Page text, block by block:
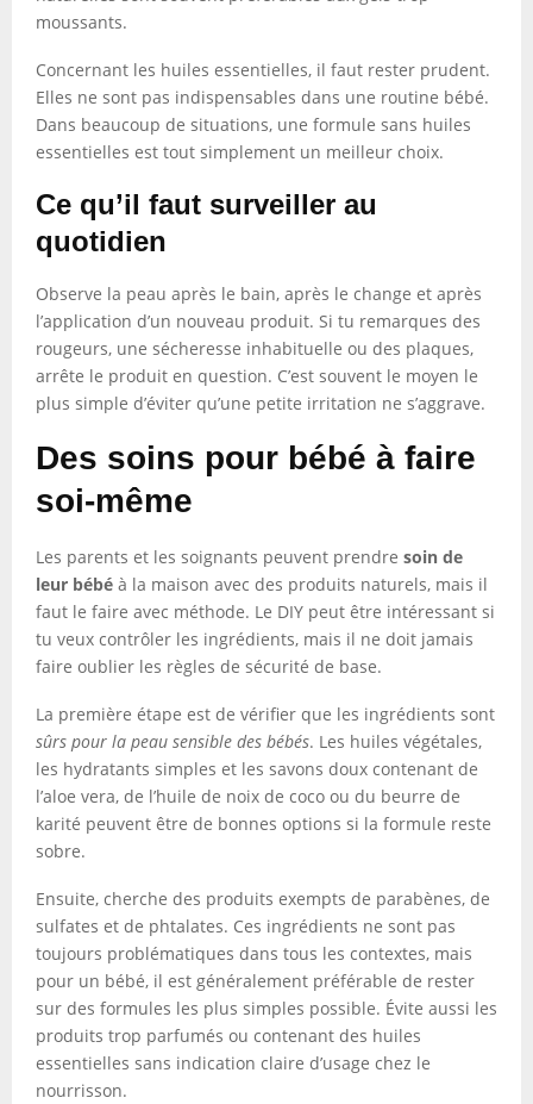
moussants.
Concernant les huiles essentielles, il faut rester prudent.
Elles ne sont pas indispensables dans une routine bébé.
Dans beaucoup de situations, une formule sans huiles
essentielles est tout simplement un meilleur choix.
Ce qu’il faut surveiller au
quotidien
Observe la peau après le bain, après le change et après
l’application d’un nouveau produit. Si tu remarques des
rougeurs, une sécheresse inhabituelle ou des plaques,
arrête le produit en question. C’est souvent le moyen le
plus simple d’éviter qu’une petite irritation ne s’aggrave.
Des soins pour bébé à faire
soi-même
Les parents et les soignants peuvent prendre soin de
leur bébé à la maison avec des produits naturels, mais il
faut le faire avec méthode. Le DIY peut être intéressant si
tu veux contrôler les ingrédients, mais il ne doit jamais
faire oublier les règles de sécurité de base.
La première étape est de vérifier que les ingrédients sont
sûrs pour la peau sensible des bébés. Les huiles végétales,
les hydratants simples et les savons doux contenant de
l’aloe vera, de l’huile de noix de coco ou du beurre de
karité peuvent être de bonnes options si la formule reste
sobre.
Ensuite, cherche des produits exempts de parabènes, de
sulfates et de phtalates. Ces ingrédients ne sont pas
toujours problématiques dans tous les contextes, mais
pour un bébé, il est généralement préférable de rester
sur des formules les plus simples possible. Évite aussi les
produits trop parfumés ou contenant des huiles
essentielles sans indication claire d’usage chez le
nourrisson.